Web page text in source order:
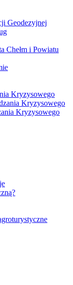
Geodezyjnej
Chełm i Powiatu
Kryzysowego
Kryzysowego
Kryzysowego